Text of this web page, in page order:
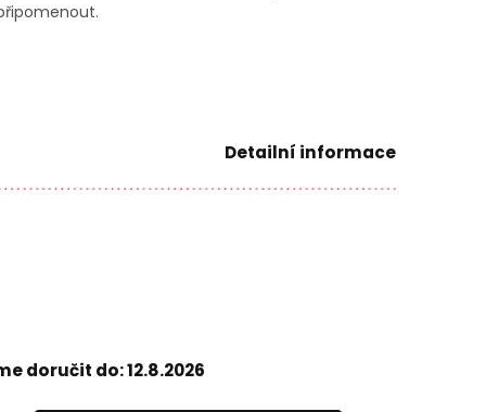
doručit do:12.8.2026
Detailní informace